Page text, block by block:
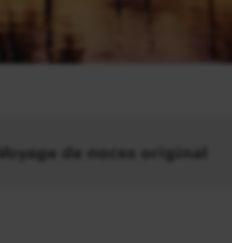
Voyage de noces original